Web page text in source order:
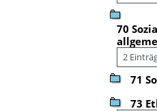
70
2
71
73